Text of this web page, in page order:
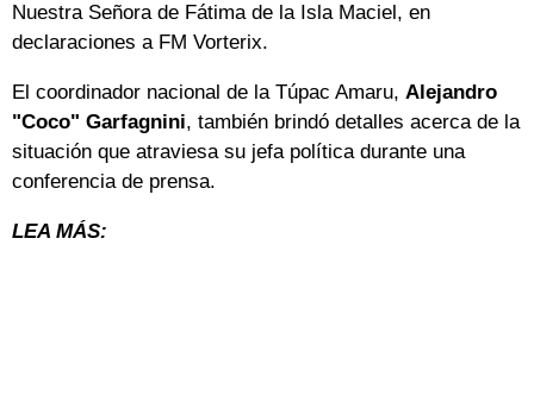
Nuestra Señora de Fátima de la Isla Maciel, en
declaraciones a FM Vorterix.
El coordinador nacional de la Túpac Amaru, Alejandro
"Coco" Garfagnini, también brindó detalles acerca de la
situación que atraviesa su jefa política durante una
conferencia de prensa.
LEA MÁS: